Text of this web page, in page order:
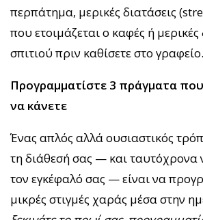
περπάτημα, μερικές διατάσεις
που ετοιμάζεται ο καφές ή μερικές
σπιτιού πριν καθίσετε στο γραφείο.
Προγραμματίστε 3 πράγματα
να κάνετε
Ένας απλός αλλά ουσιαστικός
τη διάθεσή σας — και ταυτόχρονα
τον εγκέφαλό σας — είναι να
μικρές στιγμές χαράς μέσα στην